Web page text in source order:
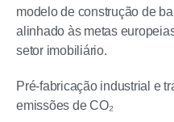
modelo de construção de
alinhado às metas
setor imobiliário.
Pré-fabricação industrial e
emissões de CO₂